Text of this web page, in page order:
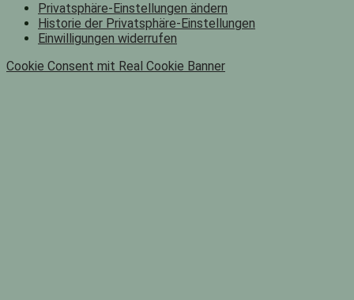
Privatsphäre-Einstellungen ändern
Historie der Privatsphäre-Einstellungen
Einwilligungen widerrufen
Cookie Consent mit Real Cookie Banner